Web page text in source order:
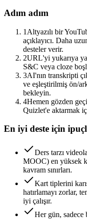
Adım adım
1 Altyazılı bir
açıklayıcı. Daha
desteler verir.
2URL'yi yukarıya
S&C veya cloze
3AI'nın transkripti
ve eşleştirilmiş ön/
bekleyin.
4Hemen gözden
Quizlet'e aktarmak
En iyi deste için
Ders tarzı
MOOC) en yüksek
kavram sınırları.
Kart tiplerini
hatırlamayı zorlar,
iyi çalışır.
Her gün, sadece